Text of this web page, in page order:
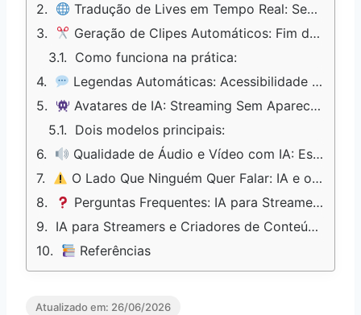
Tradução de Lives em Tempo Real: Seu Canal Sem Fronteiras
Geração de Clipes Automáticos: Fim da Edição Manual
Como funciona na prática:
Legendas Automáticas: Acessibilidade Que Também É Estratégia
Avatares de IA: Streaming Sem Aparecer na Câmera
Dois modelos principais:
Qualidade de Áudio e Vídeo com IA: Estúdio Profissional em Casa
O Lado Que Ninguém Quer Falar: IA e o Mercado de Trabalho dos Criadores
Perguntas Frequentes: IA para Streamers e Criadores de Conteúdo
IA para Streamers e Criadores de Conteúdo: O Que Fazer Agora
Referências
Atualizado em: 26/06/2026